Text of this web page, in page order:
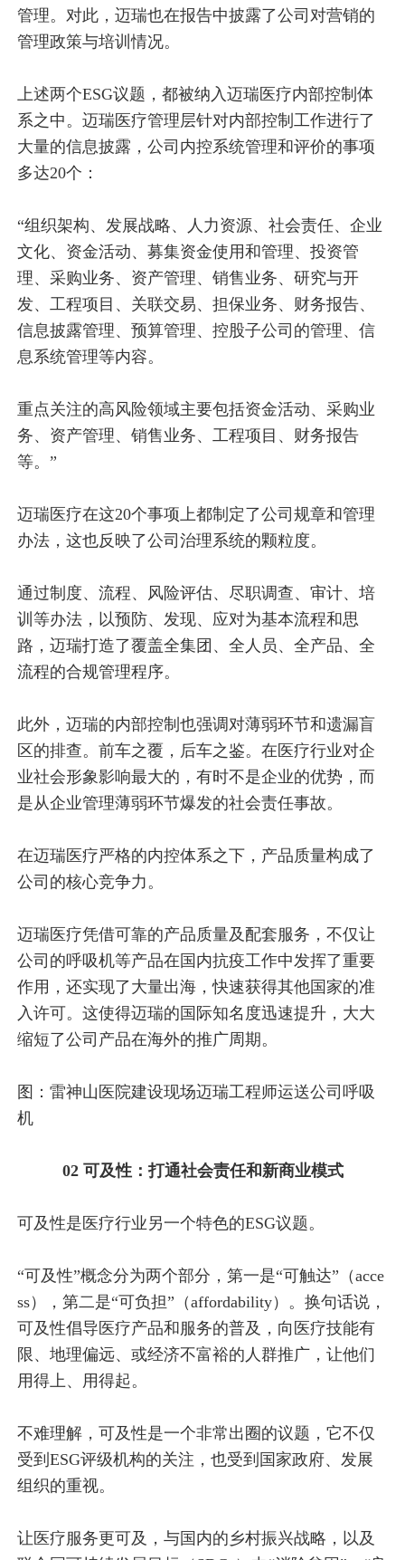
管理。对此，迈瑞也在报告中披露了公司对营销的
管理政策与培训情况。
上述两个ESG议题，都被纳入迈瑞医疗内部控制体
系之中。迈瑞医疗管理层针对内部控制工作进行了
大量的信息披露，公司内控系统管理和评价的事项
多达20个：
“组织架构、发展战略、人力资源、社会责任、企业
文化、资金活动、募集资金使用和管理、投资管
理、采购业务、资产管理、销售业务、研究与开
发、工程项目、关联交易、担保业务、财务报告、
信息披露管理、预算管理、控股子公司的管理、信
息系统管理等内容。
重点关注的高风险领域主要包括资金活动、采购业
务、资产管理、销售业务、工程项目、财务报告
等。”
迈瑞医疗在这20个事项上都制定了公司规章和管理
办法，这也反映了公司治理系统的颗粒度。
通过制度、流程、风险评估、尽职调查、审计、培
训等办法，以预防、发现、应对为基本流程和思
路，迈瑞打造了覆盖全集团、全人员、全产品、全
流程的合规管理程序。
此外，迈瑞的内部控制也强调对薄弱环节和遗漏盲
区的排查。前车之覆，后车之鉴。在医疗行业对企
业社会形象影响最大的，有时不是企业的优势，而
是从企业管理薄弱环节爆发的社会责任事故。
在迈瑞医疗严格的内控体系之下，产品质量构成了
公司的核心竞争力。
迈瑞医疗凭借可靠的产品质量及配套服务，不仅让
公司的呼吸机等产品在国内抗疫工作中发挥了重要
作用，还实现了大量出海，快速获得其他国家的准
入许可。这使得迈瑞的国际知名度迅速提升，大大
缩短了公司产品在海外的推广周期。
图：雷神山医院建设现场迈瑞工程师运送公司呼吸
机
02 可及性：打通社会责任和新商业模式
可及性是医疗行业另一个特色的ESG议题。
“可及性”概念分为两个部分，第一是“可触达”（acce
ss），第二是“可负担”（affordability）。换句话说，
可及性倡导医疗产品和服务的普及，向医疗技能有
限、地理偏远、或经济不富裕的人群推广，让他们
用得上、用得起。
不难理解，可及性是一个非常出圈的议题，它不仅
受到ESG评级机构的关注，也受到国家政府、发展
组织的重视。
让医疗服务更可及，与国内的乡村振兴战略，以及